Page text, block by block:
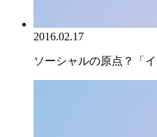
2016.02.17
ソーシャルの原点？「